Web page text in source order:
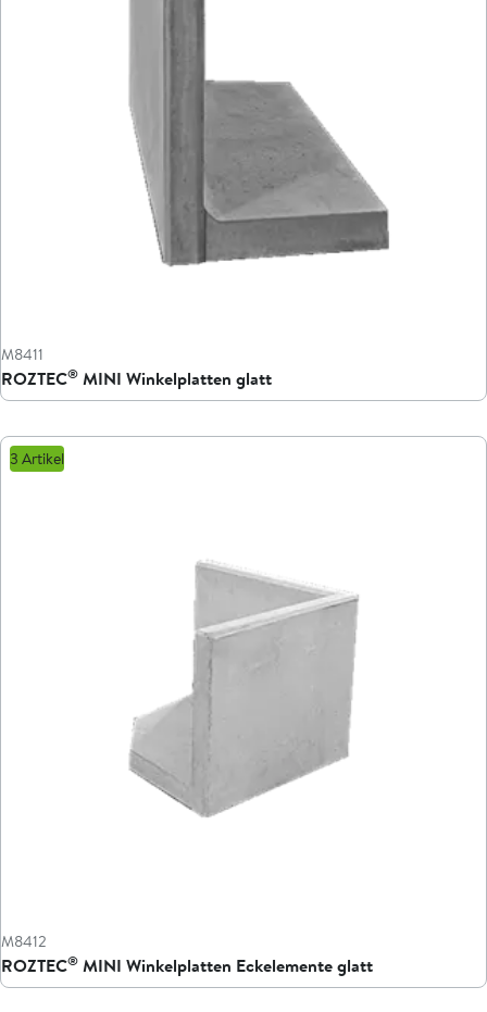
M8411
ROZTEC® MINI Winkelplatten glatt
3 Artikel
M8412
ROZTEC® MINI Winkelplatten Eckelemente glatt